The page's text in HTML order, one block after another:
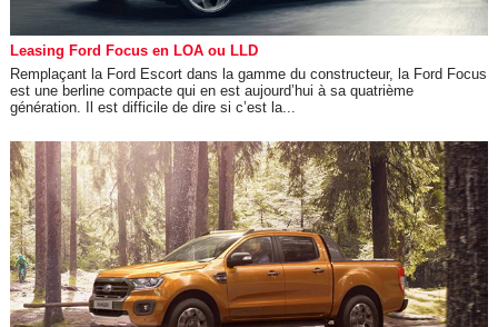
Leasing Ford Focus en LOA ou LLD
Remplaçant la Ford Escort dans la gamme du constructeur, la Ford Focus
est une berline compacte qui en est aujourd’hui à sa quatrième
génération. Il est difficile de dire si c’est la...